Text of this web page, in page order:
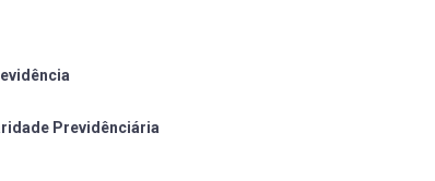
Previdênciária